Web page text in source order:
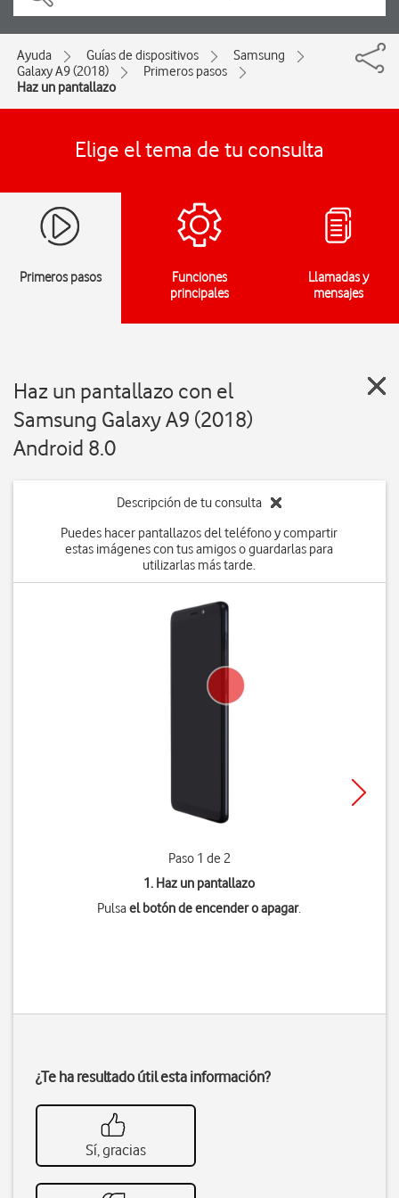
Ayuda Guías de dispositivos
Samsung
Galaxy A9 (2018)
Primeros pasos
Haz un pantallazo
Elige el tema de tu consulta
Primeros pasos
Funciones
principales
Llamadas y
mensajes
Haz un pantallazo con el
Samsung Galaxy A9 (2018)
Android 8.0
Descripción de tu consulta
Puedes hacer pantallazos del teléfono y compartir
estas imágenes con tus amigos o guardarlas para
utilizarlas más tarde.
Paso 1 de 2
1. Haz un pantallazo
Pulsael botón de encender o apagar.
¿Te ha resultado útil esta información?
Sí, gracias